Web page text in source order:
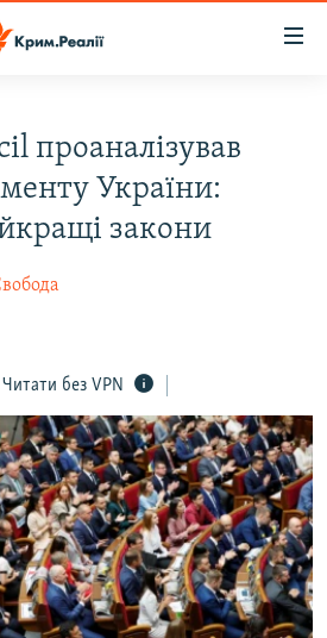
проаналізував
України:
закони
Читати без VPN